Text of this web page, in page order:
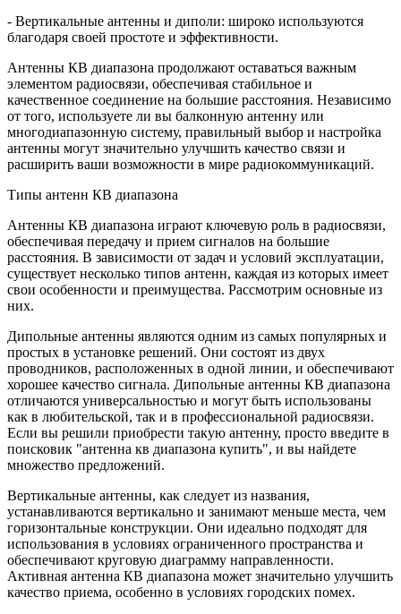
- Вертикальные антенны и диполи: широко используются
благодаря своей простоте и эффективности.
Антенны КВ диапазона продолжают оставаться важным
элементом радиосвязи, обеспечивая стабильное и
качественное соединение на большие расстояния. Независимо
от того, используете ли вы балконную антенну или
многодиапазонную систему, правильный выбор и настройка
антенны могут значительно улучшить качество связи и
расширить ваши возможности в мире радиокоммуникаций.
Типы антенн КВ диапазона
Антенны КВ диапазона играют ключевую роль в радиосвязи,
обеспечивая передачу и прием сигналов на большие
расстояния. В зависимости от задач и условий эксплуатации,
существует несколько типов антенн, каждая из которых имеет
свои особенности и преимущества. Рассмотрим основные из
них.
Дипольные антенны являются одним из самых популярных и
простых в установке решений. Они состоят из двух
проводников, расположенных в одной линии, и обеспечивают
хорошее качество сигнала. Дипольные антенны КВ диапазона
отличаются универсальностью и могут быть использованы
как в любительской, так и в профессиональной радиосвязи.
Если вы решили приобрести такую антенну, просто введите в
поисковик "антенна кв диапазона купить", и вы найдете
множество предложений.
Вертикальные антенны, как следует из названия,
устанавливаются вертикально и занимают меньше места, чем
горизонтальные конструкции. Они идеально подходят для
использования в условиях ограниченного пространства и
обеспечивают круговую диаграмму направленности.
Активная антенна КВ диапазона может значительно улучшить
качество приема, особенно в условиях городских помех.